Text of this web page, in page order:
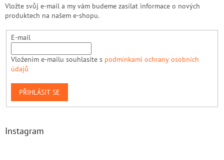
Vložte svůj e-mail a my vám budeme zasílat informace o nových
produktech na našem e-shopu.
E-mail
Vložením e-mailu souhlasíte s podmínkami ochrany osobních
údajů
PŘIHLÁSIT SE
Instagram